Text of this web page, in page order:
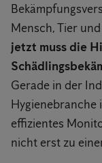
Mensch, Tier
jetzt muss die
Gerade in der
Hygienebranche
effizientes
nicht erst zu